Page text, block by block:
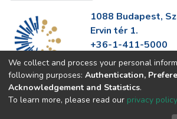
1088 Budapest,
Ervin tér 1.
+36-1-411-5000
info@fszek.hu
https://fszek.hu
We collect and process your personal
following purposes: Authentication,
Acknowledgement and Statistics.
To learn more, please read our privacy policy